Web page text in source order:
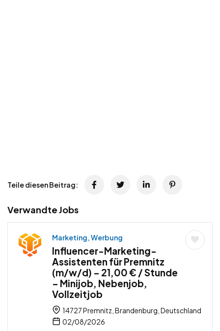
Teile diesen Beitrag:
Verwandte Jobs
Marketing, Werbung
Influencer-Marketing-
Assistenten für Premnitz
(m/w/d) – 21,00 € / Stunde
– Minijob, Nebenjob,
Vollzeitjob
14727 Premnitz, Brandenburg, Deutschland
02/08/2026